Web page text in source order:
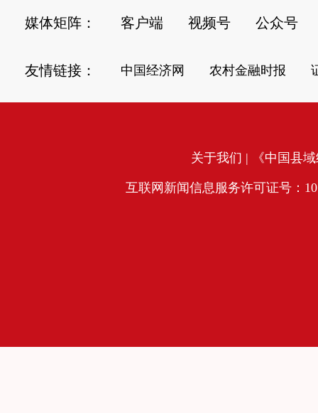
媒体矩阵： 客户端 视频号 公众号
友情链接： 中国经济网 农村金融时报
关于我们 | 《中国县
互联网新闻信息服务许可证号：